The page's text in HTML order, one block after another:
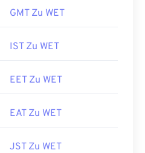
GMT Zu WET
IST Zu WET
EET Zu WET
EAT Zu WET
JST Zu WET